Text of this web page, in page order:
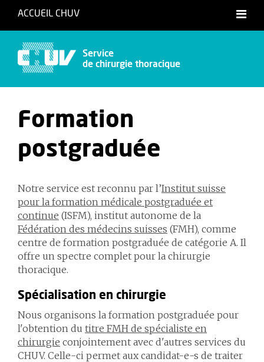
ACCUEIL CHUV
Service
de chirurgie thoracique
Formation
postgraduée
Notre service est reconnu par l’Institut suisse
pour la formation médicale postgraduée et
continue (ISFM), institut autonome de la
Fédération des médecins suisses (FMH), comme
centre de formation postgraduée de catégorie A. Il
offre un spectre complet pour la chirurgie
thoracique.
Spécialisation en chirurgie
Nous organisons la formation postgraduée pour
l'obtention du titre FMH de spécialiste en
chirurgie conjointement avec d'autres services du
CHUV. Celle-ci permet aux candidat-e-s de traiter